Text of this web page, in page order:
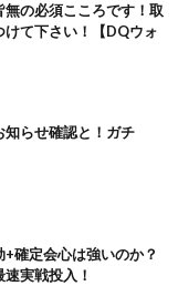
無の必須こころです！取
けて下さい！【DQウォ
知らせ確認と！ガチ
+確定会心は強いのか？
実戦投入！